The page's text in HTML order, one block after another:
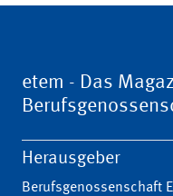
etem - Das
Herausgeber
Berufsgenossenschaft